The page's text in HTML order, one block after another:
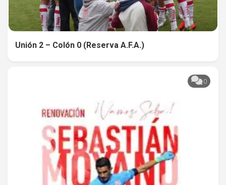
Unión 2 – Colón 0 (Reserva A.F.A.)
0